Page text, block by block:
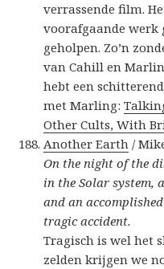
verrassende film.
voorafgaande werk
geholpen. Zo’n
van Cahill en
hebt een
met Marling:
Other Cults, With
Another Earth /
On the night of the
in the Solar system,
and an
tragic accident.
Tragisch is wel het
zelden krijgen we